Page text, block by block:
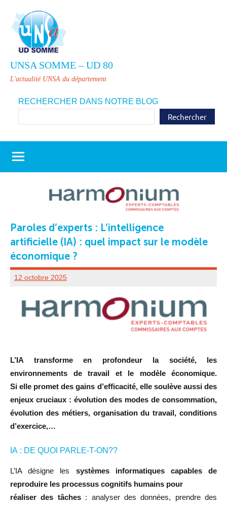
contenu
UNSA SOMME – UD 80
L'actualité UNSA du département
RECHERCHER DANS NOTRE BLOG
Rechercher
Paroles d’experts : L’intelligence
artificielle (IA) : quel impact sur le modèle
économique ?
12 octobre 2025
UD
ADMINISTRATEUR
L’IA transforme en profondeur la société, les
environnements de travail et le modèle économique.
Sielle promet des gains d’efficacité, elle soulève aussi des
enjeux cruciaux : évolution des modes de consommation,
évolution des métiers, organisation du travail, conditions
d’exercice,…
IA : DE QUOI PARLE-T-ON??
L’IA désigne les systèmes informatiques capables de
reproduire les processus cognitifs humains pour
réaliser des tâches: analyser des données, prendre des